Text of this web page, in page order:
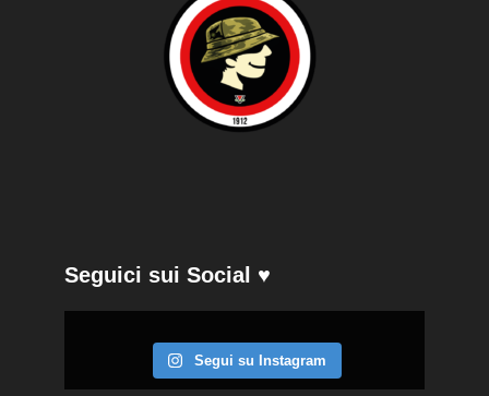
Seguici sui Social ♥
Segui su Instagram